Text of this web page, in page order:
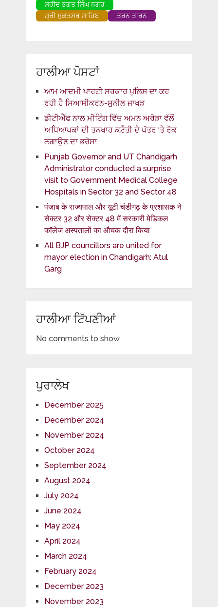
ਸ਼ਹੀਦ ਭਗਤ ਸਿੰਘ ਨਗਰ
ਸ਼੍ਰੀ ਮੁਕਤਸਰ ਸਾਹਿਬ
ਤਰਨ ਤਾਰਨ
ਹਾਲੀਆ ਪੋਸਟਾਂ
ਆਮ ਆਦਮੀ ਪਾਰਟੀ ਸਰਕਾਰ ਪੁਲਿਸ ਦਾ ਕਰ
ਰਹੀ ਹੈ ਸਿਆਸੀਕਰਨ-ਸੁਨੀਲ ਜਾਖੜ
ਡੀਟੀਐੱਫ ਨਾਲ ਮੀਟਿੰਗ ਵਿੱਚ ਅਮਨ ਅਰੋੜਾ ਵੱਲੋਂ
ਅਧਿਆਪਕਾਂ ਦੀ ਤਨਖਾਹ ਕਟੌਤੀ ਦੇ ਪੱਤਰ ‘ਤੇ ਰੋਕ
ਲਗਾਉਣ ਦਾ ਭਰੋਸਾ
Punjab Governor and UT Chandigarh
Administrator conducted a surprise
visit to Government Medical College
Hospitals in Sector 32 and Sector 48
पंजाब के राज्यपाल और यूटी चंडीगढ़ के प्रशासक ने
सेक्टर 32 और सेक्टर 48 में सरकारी मेडिकल
कॉलेज अस्पतालों का औचक दौरा किया
All BJP councillors are united for
mayor election in Chandigarh: Atul
Garg
ਹਾਲੀਆ ਟਿੱਪਣੀਆਂ
No comments to show.
ਪੁਰਾਲੇਖ
December 2025
December 2024
November 2024
October 2024
September 2024
August 2024
July 2024
June 2024
May 2024
April 2024
March 2024
February 2024
December 2023
November 2023